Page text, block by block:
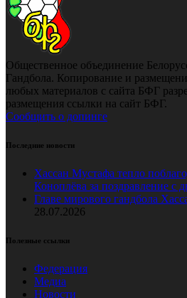
Общественное объединение
Гандбола. Копирование и
любых материалов с сайта БФГ
размещения ссылки на сайт БФГ.
Сообщить о допинге
Последние новости
Хассан Мустафа тепло
Коноплёва за поздравление с
Главе мирового гандбола
28.07.2026
Полезные ссылки
Федерация
Медиа
Новости